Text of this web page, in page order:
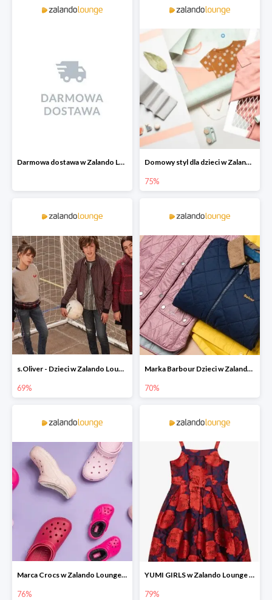
Darmowa dostawa w Zalando Lounge Domowy styl dla dzieci w Zalando Lounge do -75%
75%
s.Oliver - Dzieci w Zalando Lounge do -77%
69%
Marka Barbour Dzieci w Zalando Lounge do -70%
70%
Marca Crocs w Zalando Lounge do -76%
76%
YUMI GIRLS w Zalando Lounge do -79%
79%